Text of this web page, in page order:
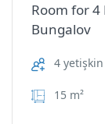
Room for 4
Bungalov
4 yetişkin
15 m²